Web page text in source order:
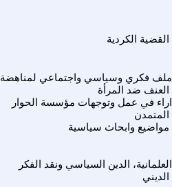
القضية الكردية
ملف فكري وسياسي واجتماعي لمناهضة
العنف ضد المرأة
اراء في عمل وتوجهات مؤسسة الحوار
المتمدن
مواضيع وابحاث سياسية
العلمانية، الدين السياسي ونقد الفكر
الديني